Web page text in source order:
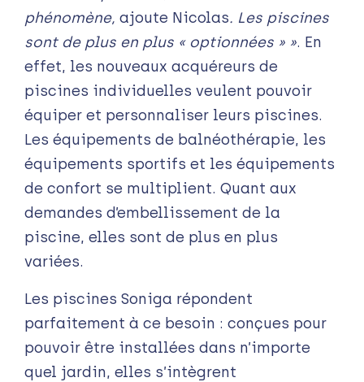
phénomène, ajoute Nicolas. Les piscines
sont de plus en plus « optionnées » ». En
effet, les nouveaux acquéreurs de
piscines individuelles veulent pouvoir
équiper et personnaliser leurs piscines.
Les équipements de balnéothérapie, les
équipements sportifs et les équipements
de confort se multiplient. Quant aux
demandes d’embellissement de la
piscine, elles sont de plus en plus
variées.
Les piscines Soniga répondent
parfaitement à ce besoin : conçues pour
pouvoir être installées dans n’importe
quel jardin, elles s’intègrent